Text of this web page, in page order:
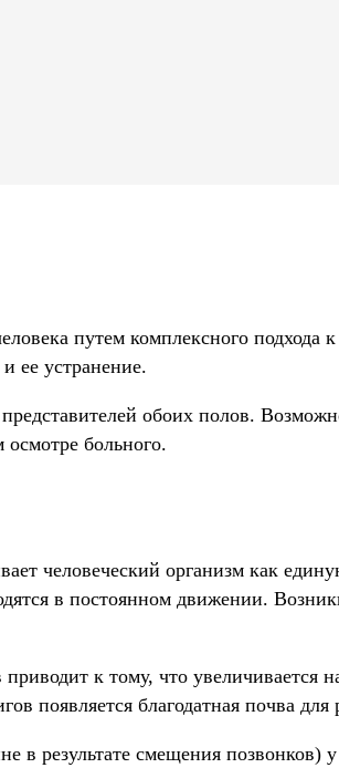
путем комплексного подхода
ее устранение.
обоих полов.
больного.
человеческий организм как
в постоянном движении.
к тому, что увеличивается
появляется благодатная почва для
в результате смещения